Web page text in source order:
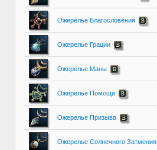
Ожерелье Благословения
Ожерелье Грации
Ожерелье Маны
Ожерелье Помощи
Ожерелье Призыва
Ожерелье Солнечного Затмения